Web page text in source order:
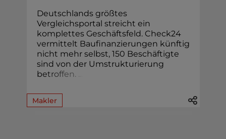
Deutschlands größtes
Vergleichsportal streicht ein
komplettes Geschäftsfeld. Check24
vermittelt Baufinanzierungen künftig
nicht mehr selbst, 150 Beschäftigte
sind von der Umstrukturierung
betroffen.
Makler